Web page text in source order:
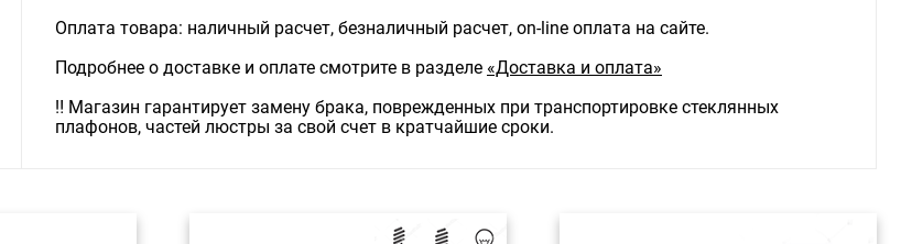
Оплата товара: наличный расчет, безналичный расчет, on-line оплата на сайте.
Подробнее о доставке и оплате смотрите в разделе «Доставка и оплата»
‼️ Магазин гарантирует замену брака, поврежденных при транспортировке стеклянных
плафонов, частей люстры за свой счет в кратчайшие сроки.